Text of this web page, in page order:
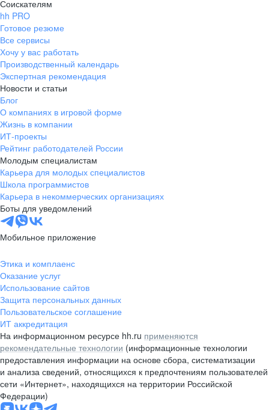
Соискателям
hh PRO
Готовое резюме
Все сервисы
Хочу у вас работать
Производственный календарь
Экспертная рекомендация
Новости и статьи
Блог
О компаниях в игровой форме
Жизнь в компании
ИТ-проекты
Рейтинг работодателей России
Молодым специалистам
Карьера для молодых специалистов
Школа программистов
Карьера в некоммерческих организациях
Боты для уведомлений
Мобильное приложение
Этика и комплаенс
Оказание услуг
Использование сайтов
Защита персональных данных
Пользовательское соглашение
ИТ аккредитация
На информационном ресурсе hh.ru применяются
рекомендательные технологии (информационные технологии
предоставления информации на основе сбора, систематизации
и анализа сведений, относящихся к предпочтениям пользователей
сети «Интернет», находящихся на территории Российской
Федерации)